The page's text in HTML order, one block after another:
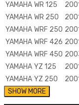
YAMAHA WR 125
YAMAHA WR 250
YAMAHA WRF 250
YAMAHA WRF 426
YAMAHA WRF 450
YAMAHA YZ 125
YAMAHA YZ 250